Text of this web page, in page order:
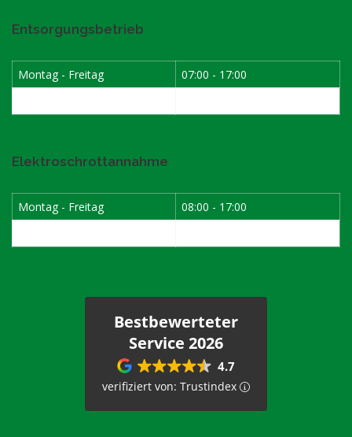
Entsorgungsbetrieb
Montag - Freitag
07:00 - 17:00
Elektroschrottannahme
Montag - Freitag
08:00 - 17:00
Bestbewerteter
Service 2026
4.7
verifiziert von: Trustindex